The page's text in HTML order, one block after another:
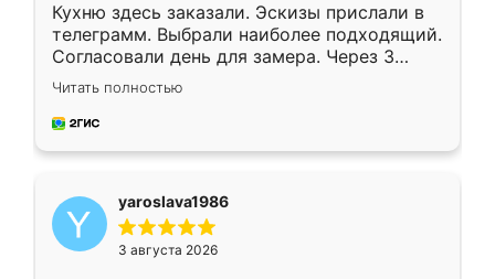
Кухню здесь заказали. Эскизы прислали в
телеграмм. Выбрали наиболее подходящий.
Согласовали день для замера. Через 3
недели кухня была уже готова. Остались
довольны работой. Спасибо Ренессанс
мебель за качественную работу!
Читать полностью
yaroslava1986
3 августа 2026